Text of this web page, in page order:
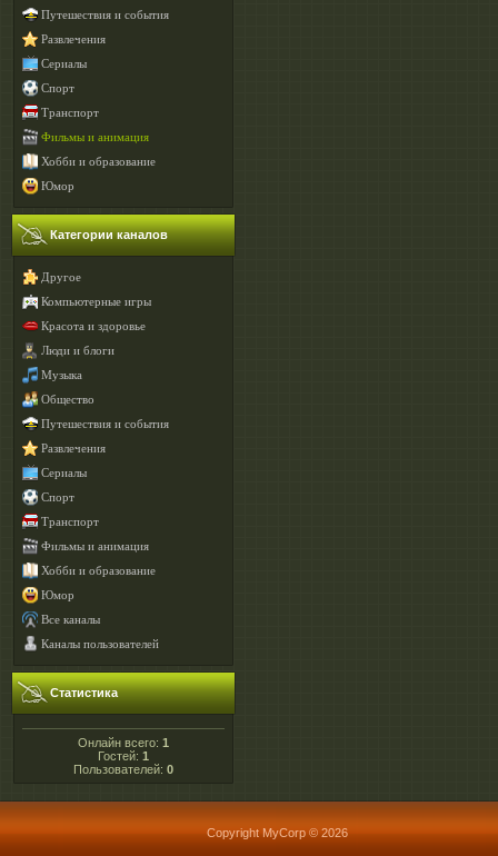
Путешествия и события
Развлечения
Сериалы
Спорт
Транспорт
Фильмы и анимация
Хобби и образование
Юмор
Категории каналов
Другое
Компьютерные игры
Красота и здоровье
Люди и блоги
Музыка
Общество
Путешествия и события
Развлечения
Сериалы
Спорт
Транспорт
Фильмы и анимация
Хобби и образование
Юмор
Все каналы
Каналы пользователей
Статистика
Онлайн всего: 1
Гостей: 1
Пользователей: 0
Copyright MyCorp © 2026